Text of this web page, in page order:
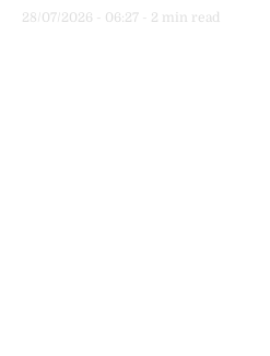
impunidad en el país.
28/07/2026 - 06:27 - 2 min read